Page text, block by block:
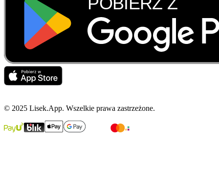
© 2025 Lisek.App. Wszelkie prawa zastrzeżone.